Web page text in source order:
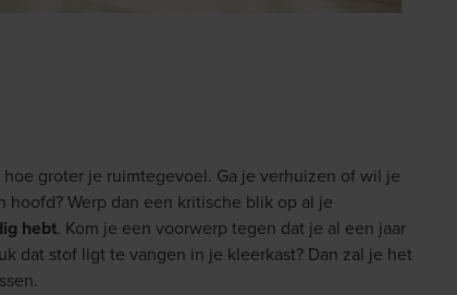
groter je ruimtegevoel. Ga je verhuizen of wil je
Werp dan een kritische blik op al je
hebt. Kom je een voorwerp tegen dat je al een jaar
dat stof ligt te vangen in je kleerkast? Dan zal je het